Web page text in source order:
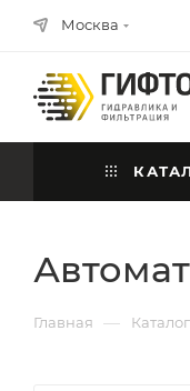
Москва
Главная — Каталог